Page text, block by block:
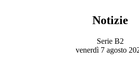
Notizie
Serie B2
venerdì 7 agosto